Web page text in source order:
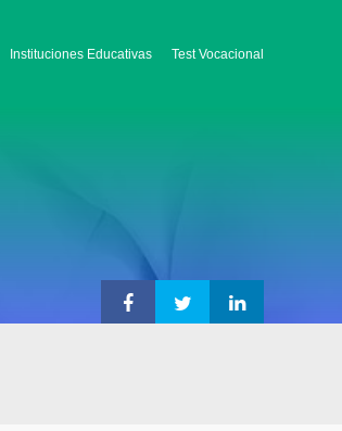
Instituciones Educativas Test Vocacional